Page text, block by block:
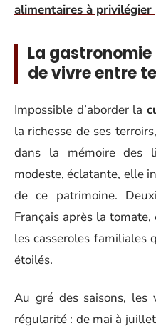
alimentaires à
La
de vivre entre
Impossible d’aborder la
la richesse de ses
dans la mémoire des
modeste, éclatante, elle
de ce patrimoine.
Français après la
les casseroles familiales
étoilés.
Au gré des saisons, les
régularité : de mai à